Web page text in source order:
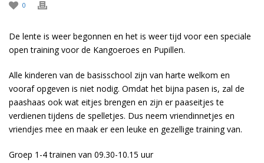
0
De lente is weer begonnen en het is weer tijd voor een speciale
open training voor de Kangoeroes en Pupillen.
Alle kinderen van de basisschool zijn van harte welkom en
vooraf opgeven is niet nodig. Omdat het bijna pasen is, zal de
paashaas ook wat eitjes brengen en zijn er paaseitjes te
verdienen tijdens de spelletjes. Dus neem vriendinnetjes en
vriendjes mee en maak er een leuke en gezellige training van.
Groep 1-4 trainen van 09.30-10.15 uur